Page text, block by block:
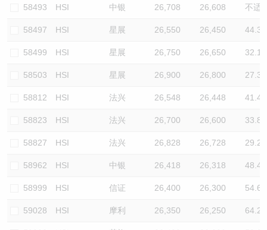
58493 HSI 中银 26,708 26,608 不适
58497 HSI 星展 26,550 26,450 44.3
58499 HSI 星展 26,750 26,650 32.1
58503 HSI 星展 26,900 26,800 27.3
58812 HSI 法兴 26,548 26,448 41.4
58823 HSI 法兴 26,700 26,600 33.8
58827 HSI 法兴 26,828 26,728 29.2
58962 HSI 中银 26,418 26,318 48.4
58999 HSI 信证 26,400 26,300 54.6
59028 HSI 摩利 26,350 26,250 64.2